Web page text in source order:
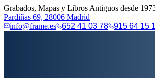
Grabados, Mapas y Libros Antiguos desde
Pardiñas 69, 28006 Madrid
info@frame.es
652 41 03 78 915 64 15